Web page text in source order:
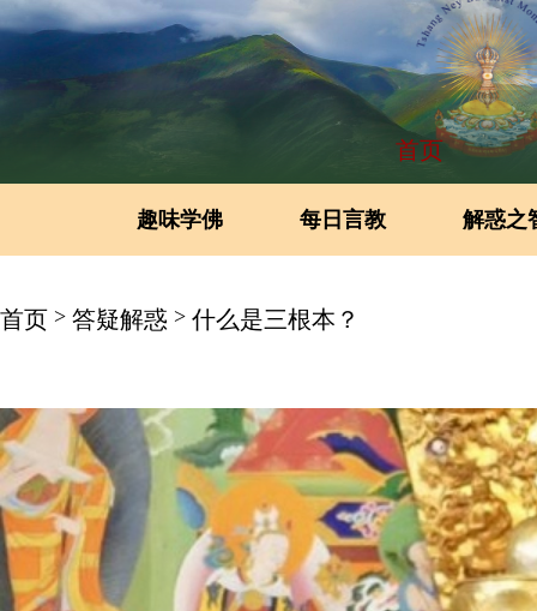
首页
趣味学佛 每日言教 解惑之
首页 > 答疑解惑 > 什么是三根本？